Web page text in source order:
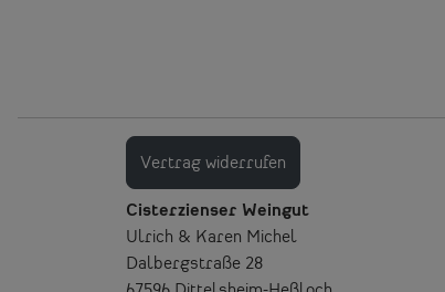
Vertrag widerrufen
Cisterzienser Weingut
Ulrich & Karen Michel
Dalbergstraße 28